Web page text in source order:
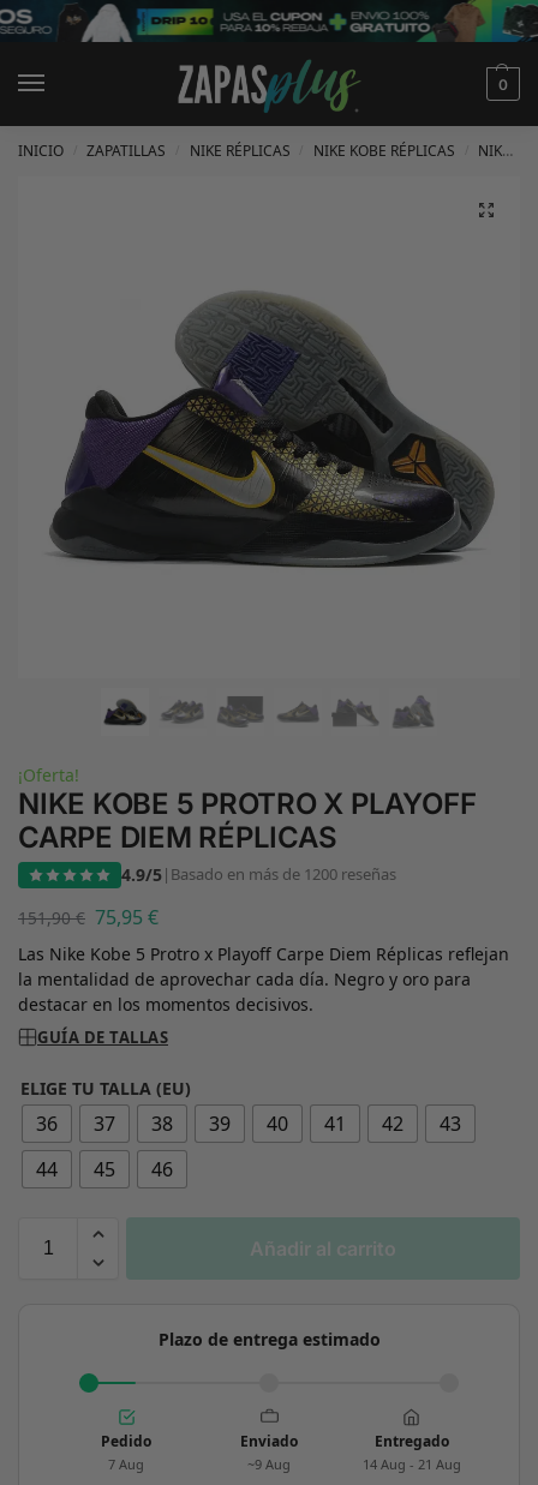
0
INICIO ZAPATILLAS NIKE RÉPLICAS NIKE KOBE RÉPLICAS NIKE KOBE 5 RÉPLICAS
¡Oferta!
NIKE KOBE 5 PROTRO X PLAYOFF
CARPE DIEM RÉPLICAS
4.9/5| Basado en más de 1200 reseñas
151,90€ 75,95 €
Las Nike Kobe 5 Protro x Playoff Carpe Diem Réplicas reflejan
la mentalidad de aprovechar cada día. Negro y oro para
destacar en los momentos decisivos.
GUÍA DE TALLAS
ELIGE TU TALLA (EU)
36 37 38 39 40 41 42
43
44
45 46
Añadir al carrito
Plazo de entrega estimado
Pedido
7 Aug
Enviado
~9 Aug
Entregado
14 Aug - 21 Aug